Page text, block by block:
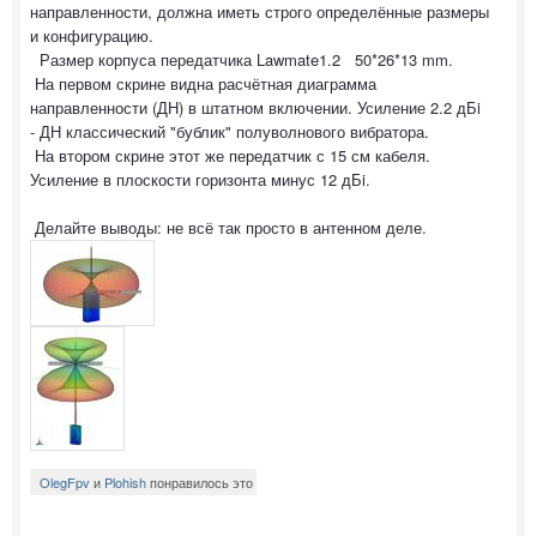
направленности, должна иметь строго определённые размеры
и конфигурацию.
Размер корпуса передатчика Lawmate1.2 50*26*13 mm.
На первом скрине видна расчётная диаграмма
направленности (ДН) в штатном включении. Усиление 2.2 дБi
- ДН классический "бублик" полуволнового вибратора.
На втором скрине этот же передатчик с 15 см кабеля.
Усиление в плоскости горизонта минус 12 дБi.
Делайте выводы: не всё так просто в антенном деле.
OlegFpvи Plohishпонравилось это